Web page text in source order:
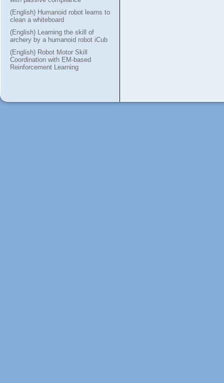
(English) Humanoid robot learns to
clean a whiteboard
(English) Learning the skill of
archery by a humanoid robot iCub
(English) Robot Motor Skill
Coordination with EM-based
Reinforcement Learning